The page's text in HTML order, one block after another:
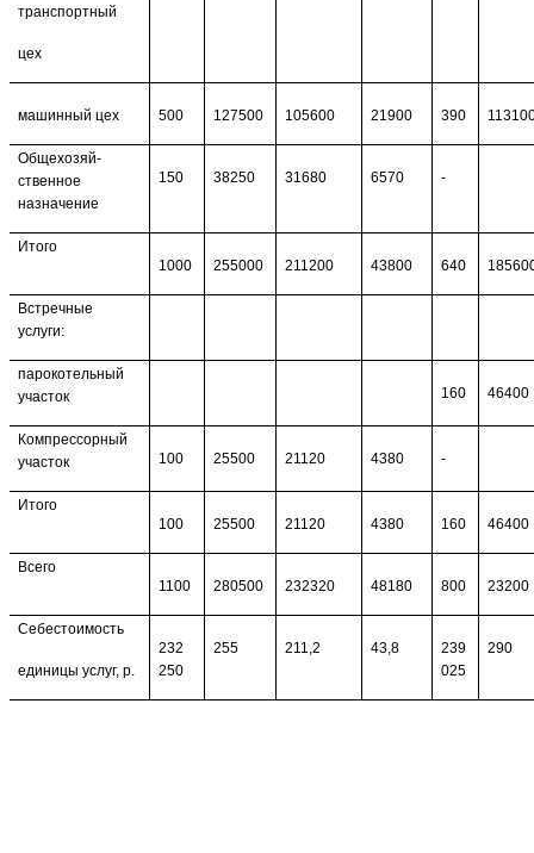
транспортный
цех
машинный цех 500 127500 105600 21900 390
Общехозяй-
ственное
назначение
150 38250 31680 6570 -
Итого
1000
255000 211200 43800 640
Встречные
услуги:
парокотельный
участок
160 46400
Компрессорный
участок
100 25500 21120 4380 -
Итого
100
25500 21120 4380 160 46400
Всего
1100
280500 232320 48180 800 23200
Себестоимость
единицы услуг, р.
232
250
255 211,2 43,8
239
025
290